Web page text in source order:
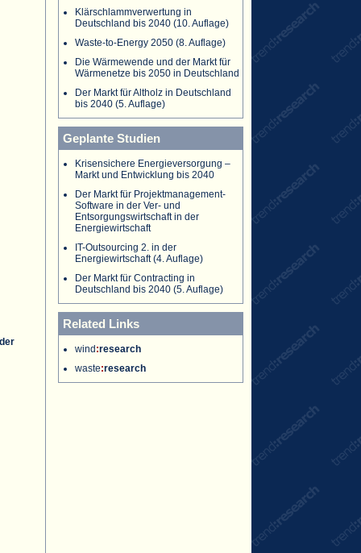
Klärschlammverwertung in
Deutschland bis 2040 (10. Auflage)
Waste-to-Energy 2050 (8. Auflage)
Die Wärmewende und der Markt für
Wärmenetze bis 2050 in Deutschland
Der Markt für Altholz in Deutschland
bis 2040 (5. Auflage)
Geplante Studien
Krisensichere Energieversorgung –
Markt und Entwicklung bis 2040
Der Markt für Projektmanagement-
Software in der Ver- und
Entsorgungswirtschaft in der
Energiewirtschaft
IT-Outsourcing 2. in der
Energiewirtschaft (4. Auflage)
Der Markt für Contracting in
Deutschland bis 2040 (5. Auflage)
Related Links
wind :research
waste:research